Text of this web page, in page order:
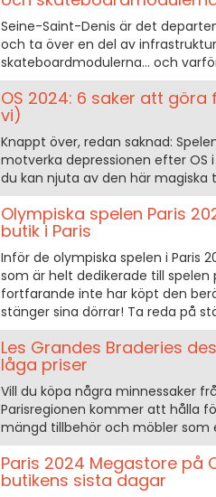
Seine-Saint-Denis är det
och ta över en del av
skateboardmodulerna... och
OS 2024: 6 saker att
vi)
Knappt över, redan saknad:
motverka depressionen efter OS
du kan njuta av den här magiska
Olympiska spelen Paris
butik i Paris
Inför de olympiska spelen i
som är helt dedikerade till
fortfarande inte har köpt den
stänger sina dörrar! Ta reda på
Les Grandes Braderies
låga priser
Vill du köpa några minnessaker
Parisregionen kommer att hålla
mängd tillbehör och möbler som
Paris 2024 Megastore på
butikens sista dagar